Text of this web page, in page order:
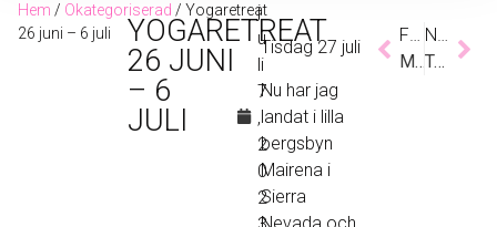
Hem / Okategoriserad / Yogaretreat
26 juni – 6 juli
YOGARETREAT
26 JUNI
– 6
JULI
j
u
li
7
,
2
0
2
Tisdag 27 juli
Nu har jag
landat i lilla
bergsbyn
Mairena i
Sierra
Föregående
MIN EGENDESIGNADE KLÄNNING
Nästa
Transformation